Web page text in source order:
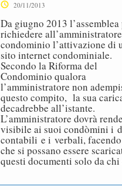
20/11/2013
Da giugno 2013 l’assemblea
richiedere
condominio l’attivazione di
sito internet condominiale.
Secondo la Riforma del
Condominio qualora
l’amministratore non
questo compito, la sua
decadrebbe all’istante.
L’amministratore dovrà
visibile ai suoi condòmini i
contabili e i verbali,
che si possano essere
questi documenti solo da